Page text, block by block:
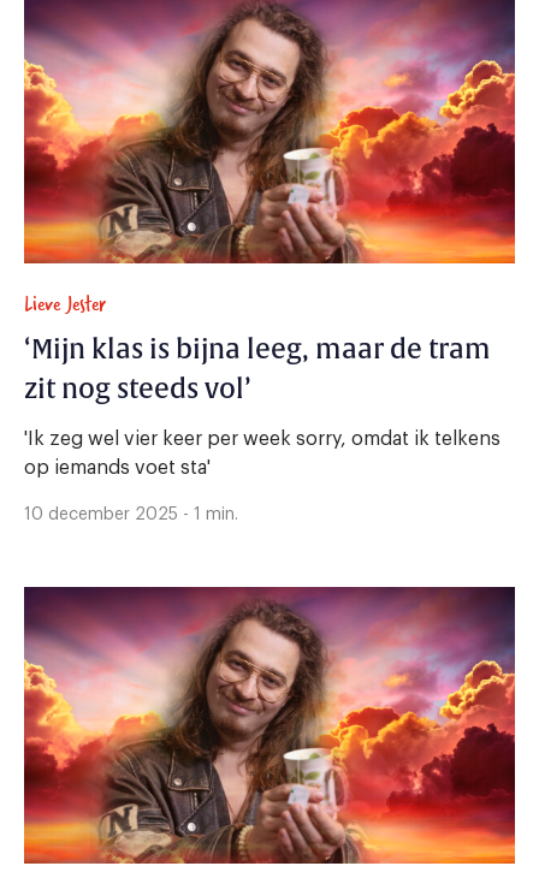
Lieve Jester
‘Mijn klas is bijna leeg, maar de tram
zit nog steeds vol’
'Ik zeg wel vier keer per week sorry, omdat ik telkens
op iemands voet sta'
10 december 2025 - 1 min.